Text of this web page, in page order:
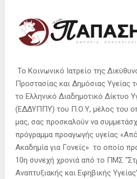
Το Κοινωνικό Ιατρείο της
Προστασίας και Δημόσιας Υγείας
το Ελληνικό Διαδημοτικό Δίκτυο
(ΕΔΔΥΠΠΥ) του Π.Ο.Υ, μέλος του
μας, σας προσκαλούν να
πρόγραμμα προαγωγής υγείας
Ακαδημία για Γονείς» το οποίο
10η συνεχή χρονιά από το ΠΜΣ
Αναπτυξιακής και Εφηβικής